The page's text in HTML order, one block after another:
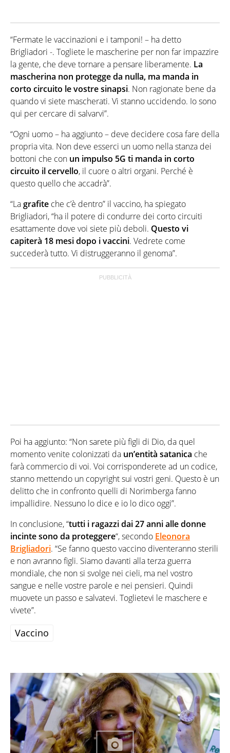
“Fermate le vaccinazioni e i tamponi! – ha detto
Brigliadori -. Togliete le mascherine per non far impazzire
la gente, che deve tornare a pensare liberamente. La
mascherina non protegge da nulla, ma manda in
corto circuito le vostre sinapsi. Non ragionate bene da
quando vi siete mascherati. Vi stanno uccidendo. Io sono
qui per cercare di salvarvi”.
“Ogni uomo – ha aggiunto – deve decidere cosa fare della
propria vita. Non deve esserci un uomo nella stanza dei
bottoni che con un impulso 5G ti manda in corto
circuito il cervello, il cuore o altri organi. Perché è
questo quello che accadrà”.
“Lagrafite che c’è dentro” il vaccino, ha spiegato
Brigliadori, “ha il potere di condurre dei corto circuiti
esattamente dove voi siete più deboli. Questo vi
capiterà 18 mesi dopo i vaccini. Vedrete come
succederà tutto. Vi distruggeranno il genoma”.
Poi ha aggiunto: “Non sarete più figli di Dio, da quel
momento venite colonizzati da un’entità satanica che
farà commercio di voi. Voi corrisponderete ad un codice,
stanno mettendo un copyright sui vostri geni. Questo è un
delitto che in confronto quelli di Norimberga fanno
impallidire. Nessuno lo dice e io lo dico oggi”.
In conclusione, “tutti i ragazzi dai 27 anni alle donne
incinte sono da proteggere“, secondo Eleonora
Brigliadori. “Se fanno questo vaccino diventeranno sterili
e non avranno figli. Siamo davanti alla terza guerra
mondiale, che non si svolge nei cieli, ma nel vostro
sangue e nelle vostre parole e nei pensieri. Quindi
muovete un passo e salvatevi. Toglietevi le maschere e
vivete”.
Vaccino